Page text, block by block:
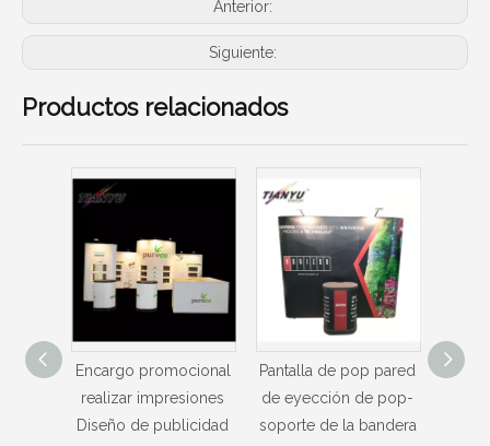
Anterior:
Siguiente:
Productos relacionados
Pantalla de pop pared
de eyección de pop-
soporte de la bandera
Aleación de aluminio /
metal magnético tela
surge la exhibición